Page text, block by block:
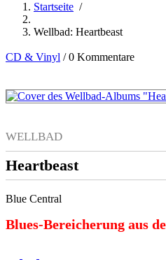
Startseite /
Wellbad: Heartbeast
CD & Vinyl /0 Kommentare
WELLBAD
Heartbeast
Blue Central
Blues-Bereicherung aus